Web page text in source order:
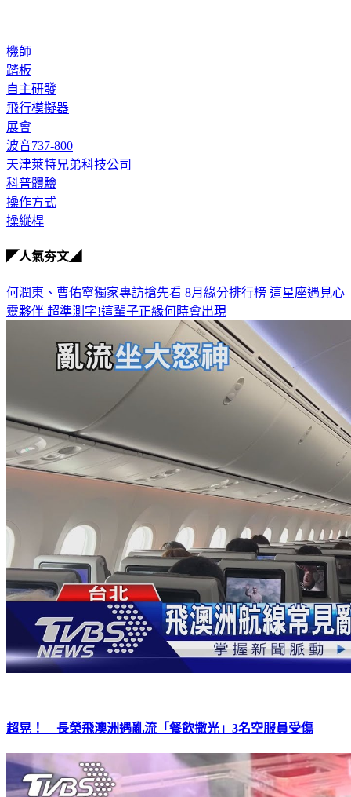
機師
踏板
自主研發
飛行模擬器
展會
波音737-800
天津萊特兄弟科技公司
科普體驗
操作方式
操縱桿
◤人氣夯文◢
何潤東、曹佑寧獨家專訪搶先看 8月緣分排行榜 這星座遇見心
靈夥伴 超準測字!這輩子正緣何時會出現
超晃！ 長榮飛澳洲遇亂流「餐飲撒光」3名空服員受傷